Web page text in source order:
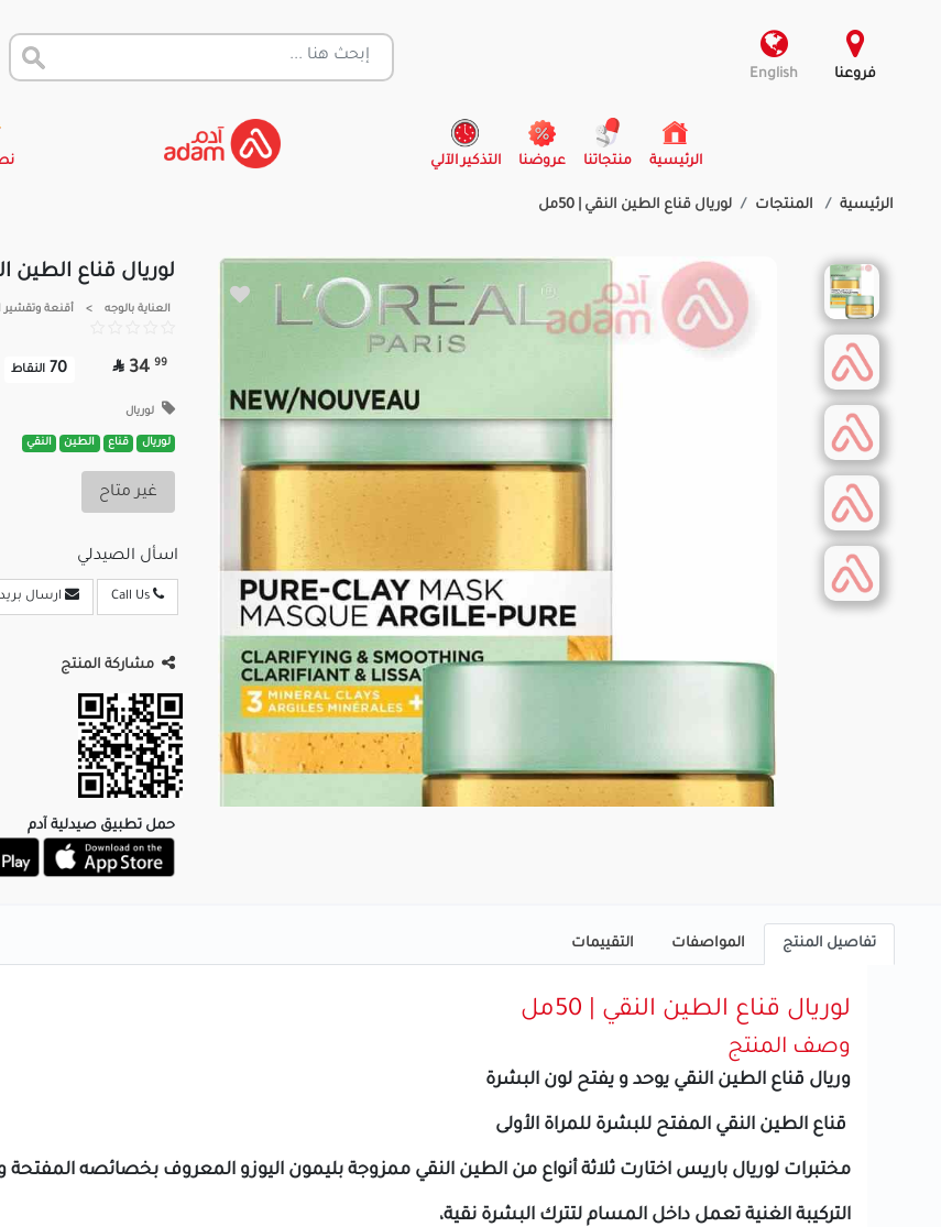
فروعنا English
الرئيسية
(current) منتجاتنا عروضنا التذكير الآلي
الرئيسية المنتجات لوريال قناع الطين النقي | 50مل
لوريال قناع الطين
العناية بالوجه > أقنعة وتقشير
99
34

70 النقاط
لوريال
لوريال قناع الطين النقي
غير متاح
اسأل الصيدلي
Call Us ارسال بريد
مشاركة المنتج
حمل تطبيق صيدلية آدم
تفاصيل المنتج المواصفات التقييمات
لوريال قناع الطين النقي | 50مل
وصف المنتج
وريال قناع الطين النقي يوحد و يفتح لون البشرة
قناع الطين النقي المفتح للبشرة للمراة الأولى
مختبرات لوريال باريس اختارت ثلاثة أنواع من الطين النقي ممزوجة بليمون اليوزو المعروف بخصائصه المفتحة
التركيبة الغنية تعمل داخل المسام لتترك البشرة نقية،